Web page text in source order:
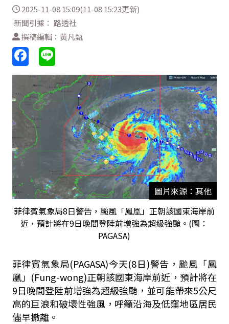
2025-11-08 15:09(11-08 15:23更新)
新聞引據： 路透社
撰稿編輯：黃凡甄
圖片來源：其他
菲律賓氣象局8日警告，颱風「鳳凰」正朝該國東海岸前
近，預計將在9日晚間登陸前增強為超級強颱。(圖：
PAGASA)
菲律賓氣象局(PAGASA)今天(8日)警告，颱風「鳳
凰」(Fung-wong)正朝該國東海岸前近，預計將在
9日晚間登陸前增強為超級強颱，並可能帶來5公尺
高的巨浪和破壞性強風，呼籲沿海及低窪地區居民
儘早撤離。